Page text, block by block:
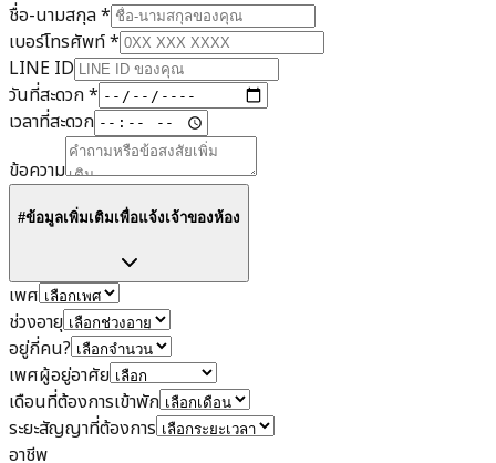
ชื่อ-นามสกุล*
เบอร์โทรศัพท์*
LINE ID
วันที่สะดวก*
เวลาที่สะดวก
ข้อความ
#ข้อมูลเพิ่มเติมเพื่อแจ้งเจ้าของห้อง
เพศ
ช่วงอายุ
อยู่กี่คน?
เพศผู้อยู่อาศัย
เดือนที่ต้องการเข้าพัก
ระยะสัญญาที่ต้องการ
อาชีพ